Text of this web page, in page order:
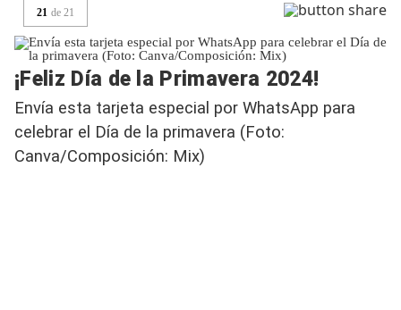
21 de 21
¡Feliz Día de la Primavera 2024!
Envía esta tarjeta especial por WhatsApp para
celebrar el Día de la primavera (Foto:
Canva/Composición: Mix)